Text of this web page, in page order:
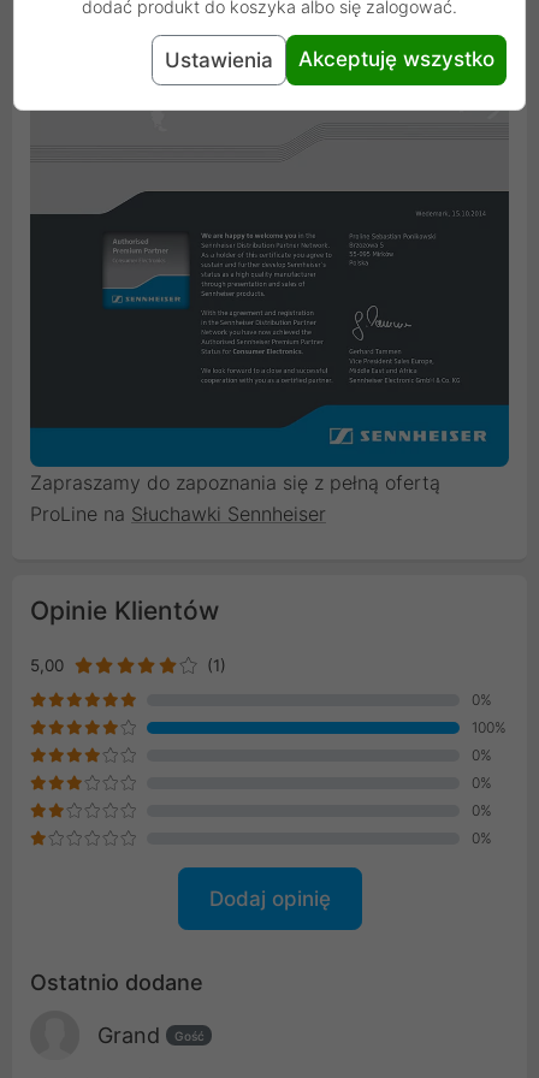
Zapraszamy do zapoznania się z pełną ofertą
ProLine na Słuchawki Sennheiser
Opinie Klientów
5,00 (1)
0%
100%
0%
0%
0%
0%
Dodaj opinię
Ostatnio dodane
Grand Gość
dodać produkt do koszyka albo się zalogować.
Ustawienia Akceptuję wszystko